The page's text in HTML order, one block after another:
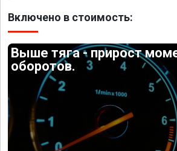
Включено в стоимость:
Выше тяга - прирост
оборотов.